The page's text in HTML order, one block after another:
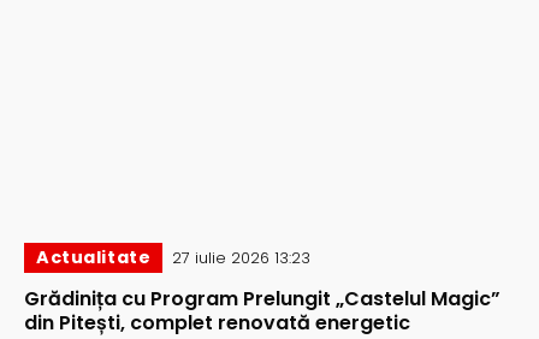
Actualitate 27 iulie 2026 13:23
Grădinița cu Program Prelungit „Castelul Magic”
din Pitești, complet renovată energetic